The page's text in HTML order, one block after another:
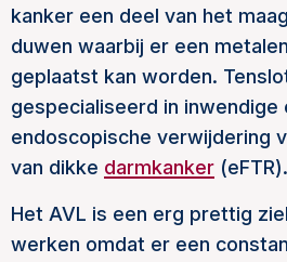
kanker een deel van het
duwen waarbij er een
geplaatst kan worden.
gespecialiseerd in inwendige
endoscopische verwijdering
van dikke darmkanker (eFTR).
Het AVL is een erg prettig
werken omdat er een